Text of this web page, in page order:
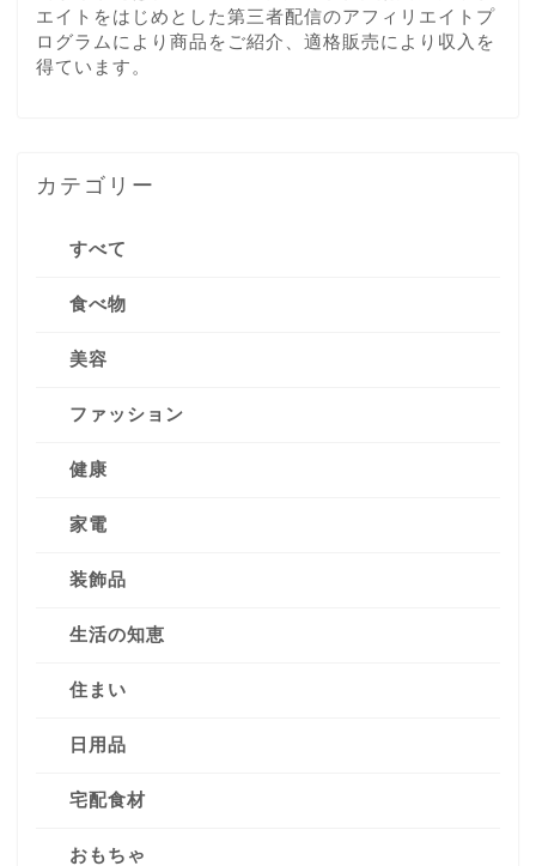
エイトをはじめとした第三者配信のアフィリエイトプ
ログラムにより商品をご紹介、適格販売により収入を
得ています。
カテゴリー
すべて
食べ物
美容
ファッション
健康
家電
装飾品
生活の知恵
住まい
日用品
宅配食材
おもちゃ